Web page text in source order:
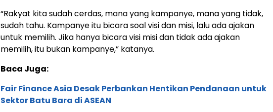
“Rakyat kita sudah cerdas, mana yang kampanye, mana yang tidak,
sudah tahu. Kampanye itu bicara soal visi dan misi, lalu ada ajakan
untuk memilih. Jika hanya bicara visi misi dan tidak ada ajakan
memilih, itu bukan kampanye,” katanya.
Baca Juga:
Fair Finance Asia Desak Perbankan Hentikan Pendanaan untuk
Sektor Batu Bara di ASEAN